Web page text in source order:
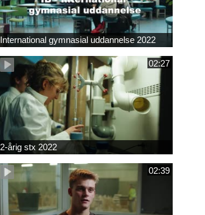
International gymnasial uddannelse 2022
02:27
2-årig stx 2022
02:39